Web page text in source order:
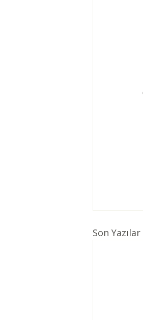
Son Yazılar